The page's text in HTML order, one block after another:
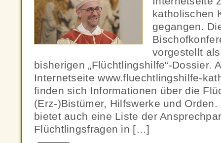
katholischen
gegangen.
vorgestellt
bisherigen „Flüchtlingshilfe“-Dossier.
Internetseite www.fluechtlingshilfe-
finden sich Informationen über die
(Erz-)Bistümer, Hilfswerke und
bietet auch eine Liste der
Flüchtlingsfragen in […]